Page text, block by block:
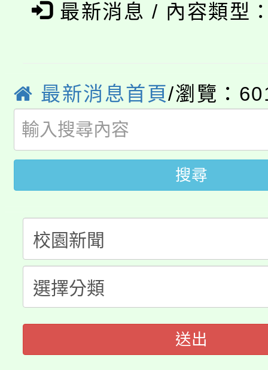
代理(課)教師甄選結果(
「2026金融保險知識
代理(課)教師甄選結果(
公告本校115學年度第
代理(課)教師甄選結果(
轉知中國文化大學推廣
《TA101》溝通分析基
心理、諮商輔導、社會
系所師生報名參加。
轉知苗栗縣政府辦理
縣市「校園短影音徵選
門員」簡章及活動海報
踴躍報名參加。
桃園市115學年度學生
要點
「桃園市補助參觀特色
展演活動實施計畫」
115年度「教育部表揚
義教育推展貢獻獎」
最新消息 / 內容類型
最新消息首頁/瀏覽：
搜尋
送出